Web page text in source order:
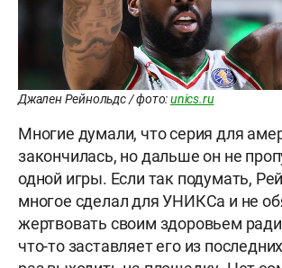
Джален Рейнольдс / фото:unics.ru
Многие думали, что серия для
закончилась, но дальше он не
одной игры. Если так подумать,
многое сделал для УНИКСа и не
жертвовать своим здоровьем
что-то заставляет его из